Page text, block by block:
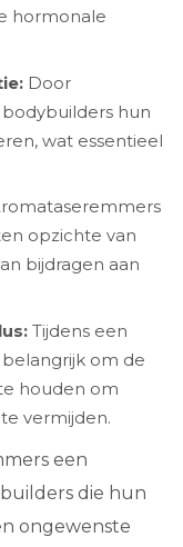
hormonale
Door
hun
wat essentieel
opzichte van
bijdragen aan
Tijdens een
om de
houden om
vermijden.
een
die hun
ongewenste